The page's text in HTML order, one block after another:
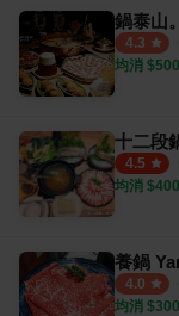
鍋泰山
4.3
均消 $500
十二段
4.5
均消 $400
4.0
均消 $300